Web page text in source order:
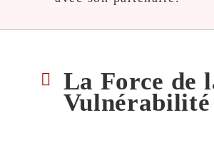
La Force de
Vulnérabilité